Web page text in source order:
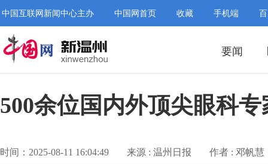
中国互联网新闻中心主办 中国网首页 收藏 手机端
要闻
500余位国内外顶尖眼科
时间：2025-08-11 16:04:49 来源 : 温州日报 作者 : 邓帆慧